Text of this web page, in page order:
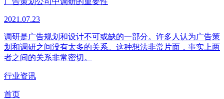
2021.07.23
调研是广告规划和设计不可或缺的一部分。许多人认为广告策
划和调研之间没有太多的关系。这种想法非常片面，事实上两
者之间的关系非常密切。
行业资讯
首页